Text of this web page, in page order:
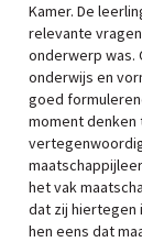
Kamer. De
relevante
onderwerp was.
onderwijs en
goed
moment denken
het vak
dat zij hiertegen
hen eens dat